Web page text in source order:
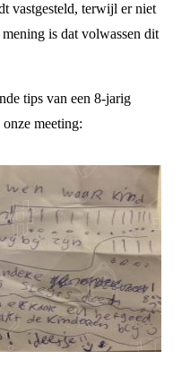
vastgesteld, terwijl er niet
is dat volwassen dit
tips van een 8-jarig
meeting: